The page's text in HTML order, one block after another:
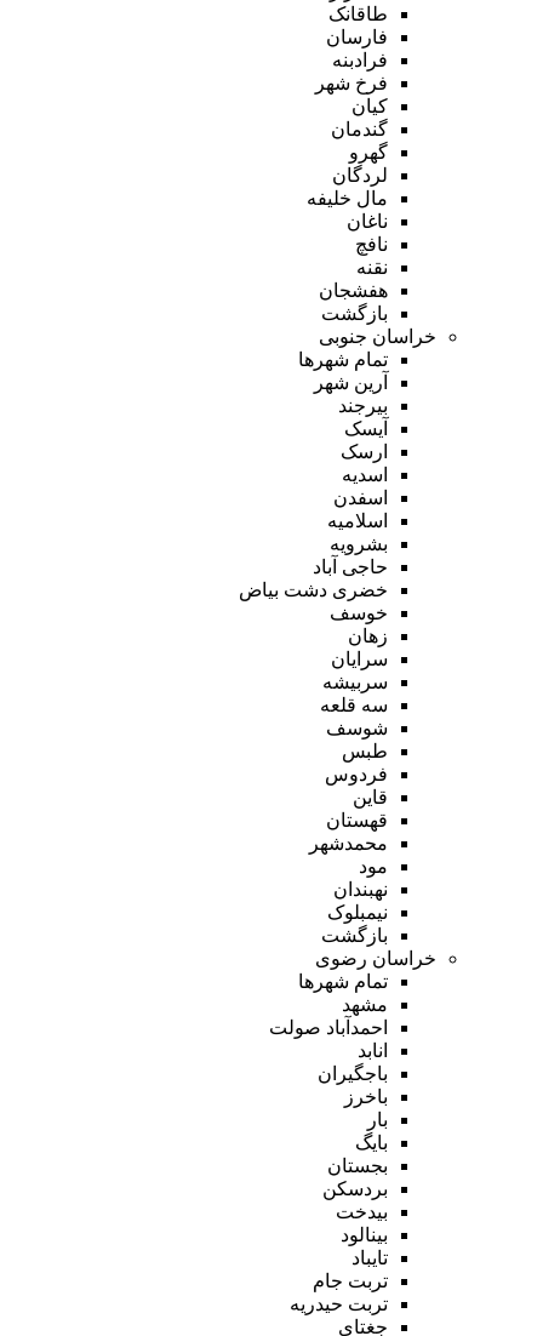
طاقانک
فارسان
فرادبنه
فرخ شهر
کیان
گندمان
گهرو
لردگان
مال خلیفه
ناغان
نافچ
نقنه
هفشجان
بازگشت
خراسان جنوبی
تمام شهر‌ها
آرین شهر
بیرجند
آیسک
ارسک
اسدیه
اسفدن
اسلامیه
بشرویه
حاجی آباد
خضری دشت بیاض
خوسف
زهان
سرایان
سربیشه
سه قلعه
شوسف
طبس
فردوس
قاین
قهستان
محمدشهر
مود
نهبندان
نیمبلوک
بازگشت
خراسان رضوی
تمام شهر‌ها
مشهد
احمدآباد صولت
انابد
باجگیران
باخرز
بار
بایگ
بجستان
بردسکن
بیدخت
بینالود
تایباد
تربت جام
تربت حیدریه
جغتای